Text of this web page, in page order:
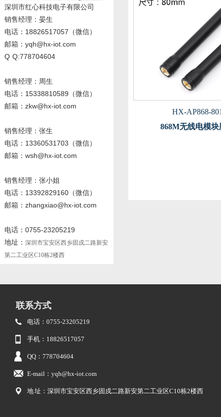
深圳市红心科技电子有限公司
销售经理 ：晏生
电话：18826517057（微信）
邮箱：yqh@hx-iot.com
Q Q:778704604
销售经理：周生
电话 ：15338810589 （微信）
邮箱：zkw@hx-iot.com
销售经理：张生
电话 ：13360531703 （微信）
邮箱：wsh@hx-iot.com
销售经理：张小姐
电话 ：13392829160 （微信）
邮箱：zhangxiao@hx-iot.com
电话：0755-23205219
地址： 深圳市宝安区西乡固戍二路新安
第二工业区C10栋2楼西
HX-AP868-
868M无线电模
联系方式
电话：0755-23205219
手机：18826517057
QQ：778704604
E-mail：yqh@hx-iot.com
地 址：深圳市宝安区西乡固戍二路新安第二工业区C10栋2楼西